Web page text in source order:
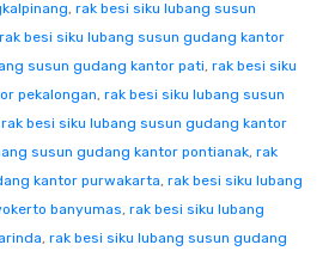
, rak besi siku lubang susun
rak besi siku lubang susun gudang kantor
susun gudang kantor pati, rak besi siku
pekalongan, rak besi siku lubang susun
rak besi siku lubang susun gudang kantor
susun gudang kantor pontianak, rak
kantor purwakarta, rak besi siku lubang
banyumas, rak besi siku lubang
, rak besi siku lubang susun gudang